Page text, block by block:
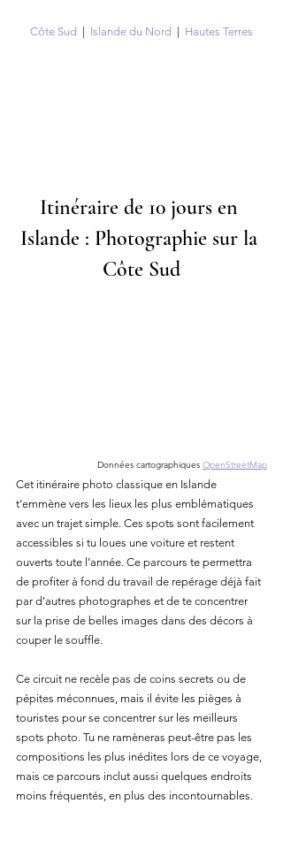
Côte Sud Islande du Nord Hautes Terres
Itinéraire de 10 jours en
Islande : Photographie sur la
Côte Sud
Données cartographiques OpenStreetMap
Cet itinéraire photo classique en Islande
t’emmène vers les lieux les plus emblématiques
avec un trajet simple. Ces spots sont facilement
accessibles si tu loues une voiture et restent
ouverts toute l’année. Ce parcours te permettra
de profiter à fond du travail de repérage déjà fait
par d’autres photographes et de te concentrer
sur la prise de belles images dans des décors à
couper le souffle.
Ce circuit ne recèle pas de coins secrets ou de
pépites méconnues, mais il évite les pièges à
touristes pour se concentrer sur les meilleurs
spots photo. Tu ne ramèneras peut-être pas les
compositions les plus inédites lors de ce voyage,
mais ce parcours inclut aussi quelques endroits
moins fréquentés, en plus des incontournables.